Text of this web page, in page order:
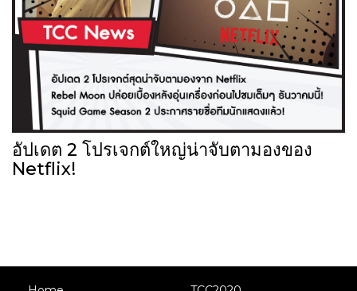
อัปเดต 2 โปรเจกต์ใหญ่น่าจับตามองของ
Netflix!